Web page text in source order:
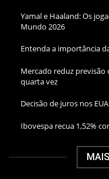
Yamal e Haaland: Os
Mundo 2026
Entenda a importância
Mercado reduz previsão
quarta vez
Decisão de juros nos
Ibovespa recua 1,52%